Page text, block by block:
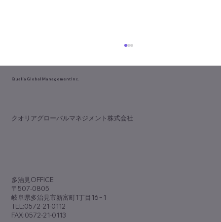
載されました
Qualia Global Management Inc.
​クオリアグローバルマネジメント株式会社
​多治見OFFICE
〒507-0805
岐阜県多治見市新富町1丁目16−1
TEL:0572-21-0112
FAX:0572-21-0113